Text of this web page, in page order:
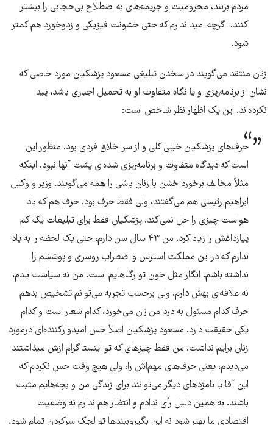
مردم بزنند، محرومیت‌ و جریمه‌های به اصطلاح بی‌حجابی را بیشتر
کنند. اگرچه امید ندارم که حتی خشونت فیزیکی و زدوخورد هم کمتر
شود.
زنان منتقد می‌گویند در سخنان تبلیغی مسعود پزشکیان مورد خاصی که
نشان از برنامه‌ریزی و یا نگاه متفاوت او به تحمیل اجباری باشد، پیدا
نکرده‌اند. این یک اظهار نظر شاخص است:
حرف‌های پزشکیان خیلی کلی و از سر اخلاق فردی بود. منظور این
است که دیدگاه متفاوت و برنامه‌ریزی شده‌ای پشت آنها نبود. اینکه
مثلاً مخالف برخورد خشن با زنان باشی را همه می‌گویند. وزیر و وکیل
ابراهیم رئیسی هم می‌گفتند، ولی فقط حرف بود. حرف هم که باد
هواست چیزی را حل نمی‌کند. پزشکیان فقط برای تبلیغات یک کم
پیازداغش را زیاد کرد. من ۴۳ سال سن دارم، حتی یک لحظه را به یاد
ندارم که در این مملکت استرس و اضطراب روسری‌ و پوششم را
نداشته باشم. انگار مثل خون تو رگ‌هایم است. من نه سیاست بلدم،
نه علاقه‌ای بهش دارم، ولی برحسب تجربه می‌توانم تشخیص بدهم
حرف کدام مسئول به درد من زن می‌خورد، کدام شعار است و کدام
یکی حقیقت دارد. مسعود پزشکیان اصلاٌ حس امیدوارکننده‌ای درمورد
زنان برایم نداشت. من فقط چیزهای که تو اینستاگرام ازش میذاشتند
می‌دیدم، یعنی حرف‌های مهم‌اش را، ولی هیچ وقت حس نکردم که
این آقا یا نامزدهای دیگر می‌توانند برای زندگی من و بچه‌هایم مثبت
باشند. به همین دلیل رأی ندادم و انتظار هم ندارم نه وضعیت
اقتصادی ما بهتر شود نه این بگیروببندها تو لچک سرکردن تمام شود.